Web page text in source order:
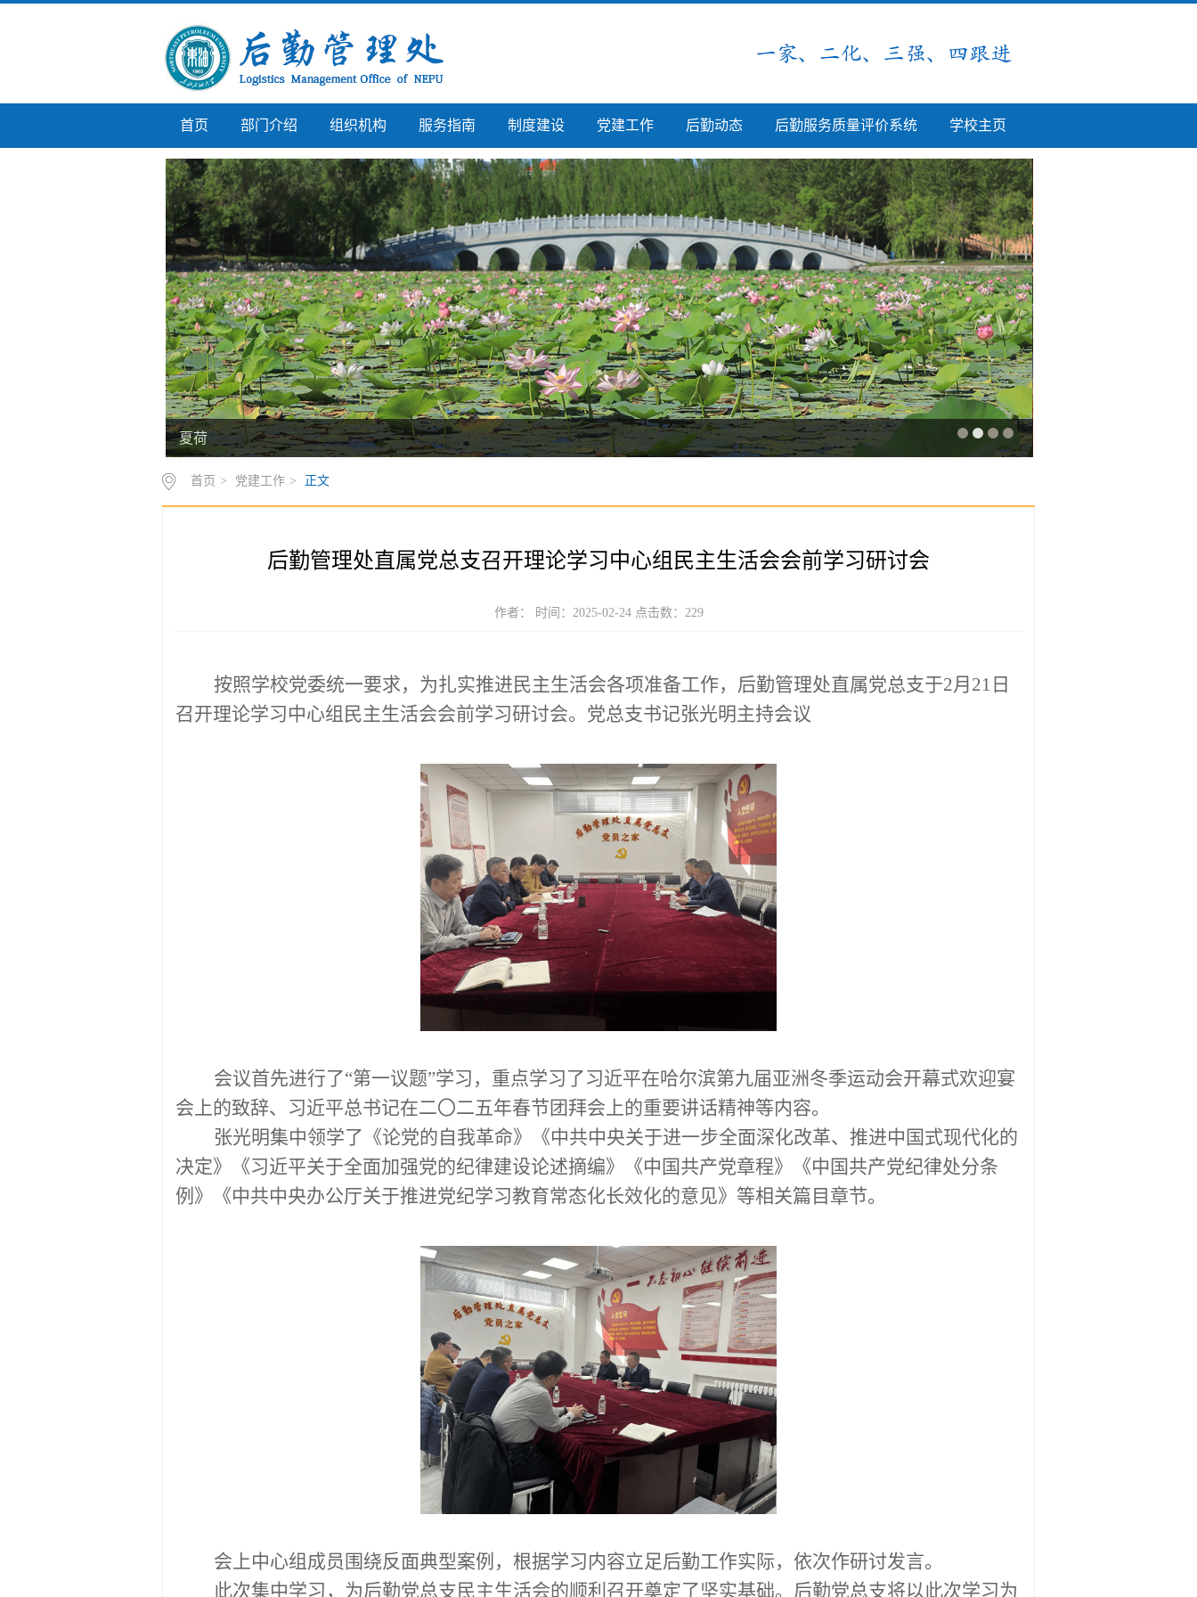
首页 部门介绍 组织机构 服务指南 制度建设 党建工作 后勤动态 后勤服务质量评价系统 学校主页
夏荷
首页 > 党建工作 > 正文
后勤管理处直属党总支召开理论学习中心组民主生活会会前学习研讨会
作者： 时间：2025-02-24 点击数： 229
按照学校党委统一要求，为扎实推进民主生活会各项准备工作，后勤管理处直属党总支于2月21日
召开理论学习中心组民主生活会会前学习研讨会。党总支书记张光明主持会议
会议首先进行了“第一议题”学习，重点学习了习近平在哈尔滨第九届亚洲冬季运动会开幕式欢迎宴
会上的致辞、习近平总书记在二〇二五年春节团拜会上的重要讲话精神等内容。
张光明集中领学了 《论党的自我革命》《中共中央关于进一步全面深化改革、推进中国式现代化的
决定》《习近平关于全面加强党的纪律建设论述摘编》《中国共产党章程》《中国共产党纪律处分条
例 》《中共中央办公厅关于推进党纪学习教育常态化长效化的意见》 等相关篇目章节。
会上中心组成员 围绕反面典型案例 ， 根据学习内容立足后勤工作实际，依次作研讨发言。
此次集中学习，为后勤党总支民主生活会的顺利召开奠定了坚实基础。后勤党总支将以此次学习为